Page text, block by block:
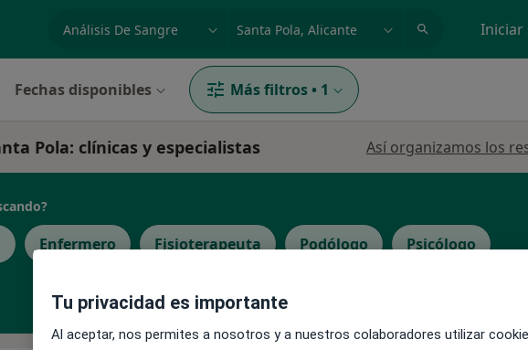
especialidad, enfermedad o nombre Iniciar
Fechas disponibles Más filtros • 1
Pola: clínicas y especialistas Así organizamos los
Enfermero Fisioterapeuta Podólogo Psicólogo
Tu privacidad es importante
Al aceptar, nos permites a nosotros y a nuestros colaboradores utilizar